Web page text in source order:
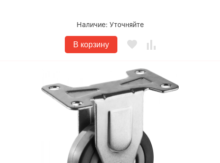
Наличие: Уточняйте
В корзину